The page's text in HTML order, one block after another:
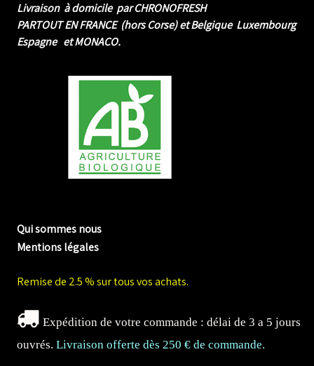
Livraison à domicile par CHRONOFRESH
PARTOUT EN FRANCE (hors Corse) et Belgique Luxembourg
Espagne et MONACO.
Qui sommes nous
Mentions légales
Remise de 2.5 % sur tous vos achats.
Expédition de votre commande : délai de 3 a 5 jours
ouvrés. Livraison offerte dès 250 € de commande.